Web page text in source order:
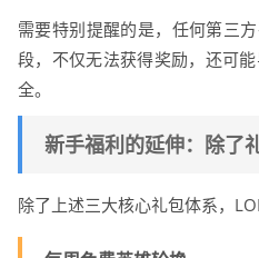
需要特别提醒的是，任何第三
段，不仅无法获得奖励，还可
全。
新手福利的延伸：除了
除了上述三大核心礼包体系，